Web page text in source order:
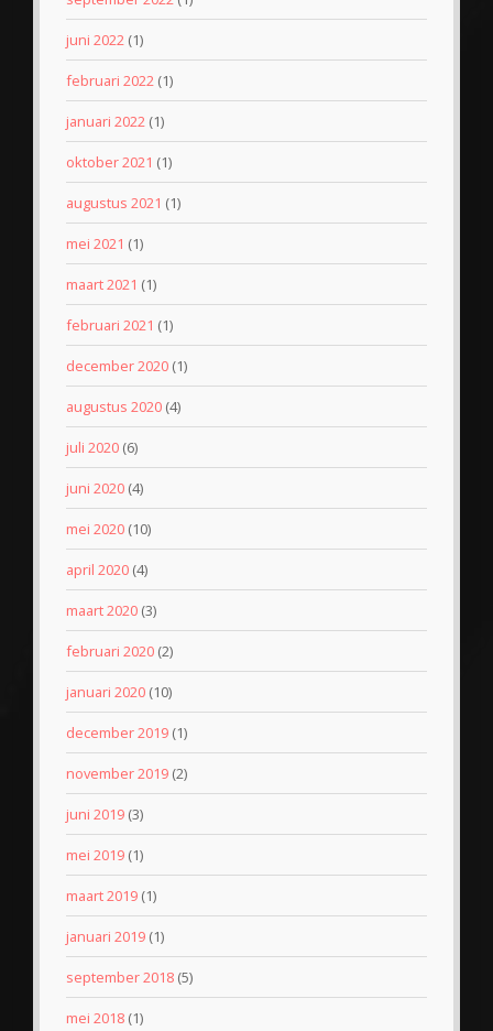
juni 2022 (1)
februari 2022 (1)
januari 2022 (1)
oktober 2021 (1)
augustus 2021 (1)
mei 2021 (1)
maart 2021 (1)
februari 2021 (1)
december 2020 (1)
augustus 2020 (4)
juli 2020 (6)
juni 2020 (4)
mei 2020 (10)
april 2020 (4)
maart 2020 (3)
februari 2020 (2)
januari 2020 (10)
december 2019 (1)
november 2019 (2)
juni 2019 (3)
mei 2019 (1)
maart 2019 (1)
januari 2019 (1)
september 2018 (5)
mei 2018 (1)